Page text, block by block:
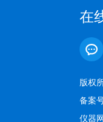
在
版权
备案
仪器